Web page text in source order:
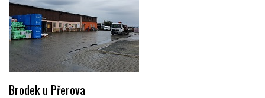
Brodek u Přerova